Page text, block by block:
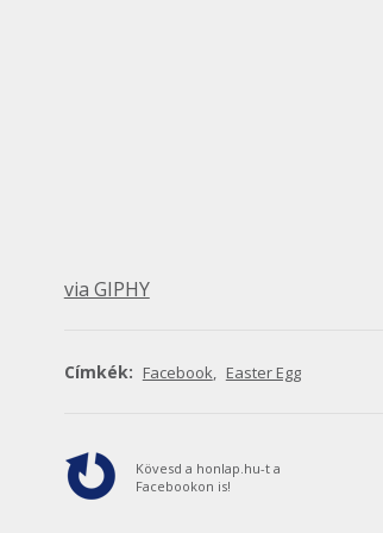
via GIPHY
Címkék: Facebook, Easter Egg
Kövesd a honlap.hu-t a
Facebookon is!